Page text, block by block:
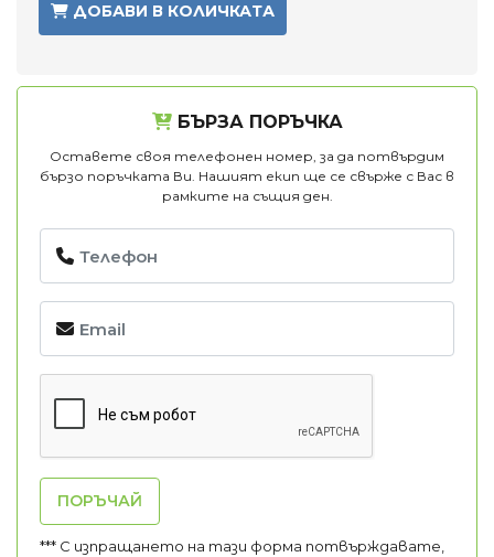
ДОБАВИ В КОЛИЧКАТА
БЪРЗА ПОРЪЧКА
Оставете своя телефонен номер, за да потвърдим
бързо поръчката Ви. Нашият екип ще се свърже с Вас в
рамките на същия ден.
ПОРЪЧАЙ
*** С изпращането на тази форма потвърждавате,